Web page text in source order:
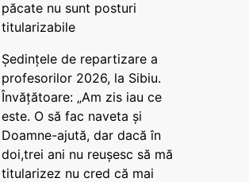
păcate nu sunt posturi
titularizabile
Ședințele de repartizare a
profesorilor 2026, la Sibiu.
Învățătoare: „Am zis iau ce
este. O să fac naveta și
Doamne-ajută, dar dacă în
doi,trei ani nu reușesc să mă
titularizez nu cred că mai